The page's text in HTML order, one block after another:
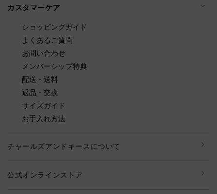
カスタマーケア
ショッピングガイド
よくあるご質問
お問い合わせ
メンバーシップ特典
配送・送料
返品・交換
サイズガイド
お手入れ方法
チャールズアンドキースについて
公式オンラインストア